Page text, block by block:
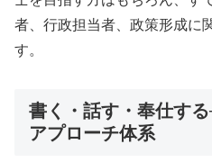
者、行政担当者、政策形成に
す。
書く・話す・奉仕す
アプローチ体系